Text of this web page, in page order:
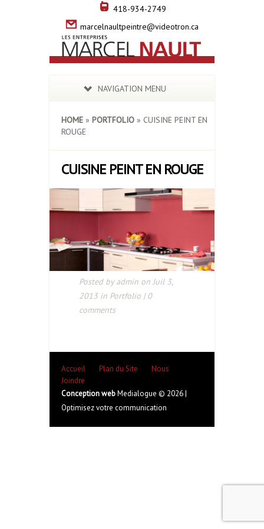
418-934-2749
marcelnaultpeintre@videotron.ca
NAVIGATION MENU
HOME » PORTFOLIO » CUISINE PEINT EN
ROUGE
CUISINE PEINT EN ROUGE
Posted byadmin on Juil 3,
2013 in Portfolio |0
comments
Accueil Plan du Site
Nous
Joindre
Conception webMedialogue © 2026 |
Optimisez votre communication